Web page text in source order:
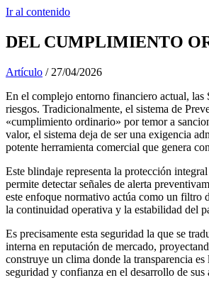
Ir al contenido
DEL CUMPLIMIENTO
Artículo / 27/04/2026
En el complejo entorno financiero actual,
riesgos. Tradicionalmente, el sistema de
«cumplimiento ordinario» por temor a
valor, el sistema deja de ser una exigencia
potente herramienta comercial que genera
Este blindaje representa la protección
permite detectar señales de alerta
este enfoque normativo actúa como un filtro
la continuidad operativa y la estabilidad del
Es precisamente esta seguridad la que se
interna en reputación de mercado,
construye un clima donde la transparencia
seguridad y confianza en el desarrollo de sus